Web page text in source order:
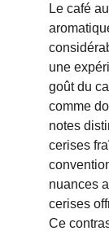
Le café
une
goût du
comme
notes
cerises
nuances
cerises
Ce